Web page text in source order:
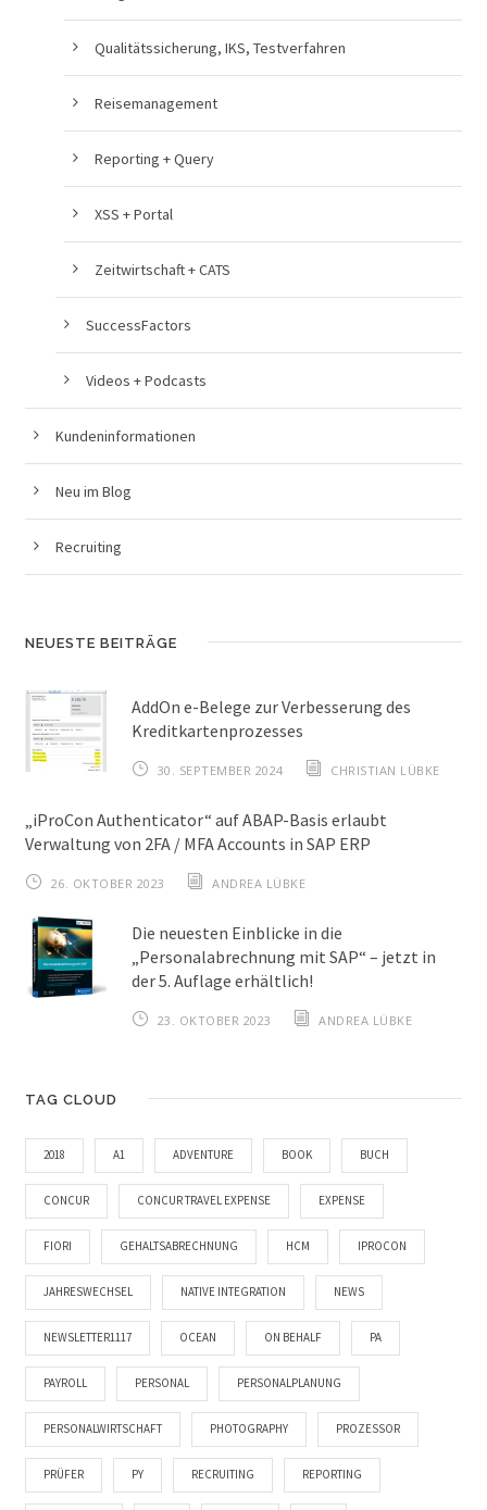
Qualitätssicherung, IKS, Testverfahren
Reisemanagement
Reporting + Query
XSS + Portal
Zeitwirtschaft + CATS
SuccessFactors
Videos + Podcasts
Kundeninformationen
Neu im Blog
Recruiting
NEUESTE BEITRÄGE
AddOn e-Belege zur Verbesserung des
Kreditkartenprozesses
30. SEPTEMBER 2024 CHRISTIAN LÜBKE
„iProCon Authenticator“ auf ABAP-Basis erlaubt
Verwaltung von 2FA / MFA Accounts in SAP ERP
26. OKTOBER 2023 ANDREA LÜBKE
Die neuesten Einblicke in die
„Personalabrechnung mit SAP“ – jetzt in
der 5. Auflage erhältlich!
23. OKTOBER 2023 ANDREA LÜBKE
TAG CLOUD
2018 A1 ADVENTURE BOOK BUCH
CONCUR CONCUR TRAVEL EXPENSE EXPENSE
FIORI GEHALTSABRECHNUNG HCM IPROCON
JAHRESWECHSEL NATIVE INTEGRATION NEWS
NEWSLETTER1117 OCEAN ON BEHALF PA
PAYROLL PERSONAL PERSONALPLANUNG
PERSONALWIRTSCHAFT PHOTOGRAPHY PROZESSOR
PRÜFER PY RECRUITING REPORTING